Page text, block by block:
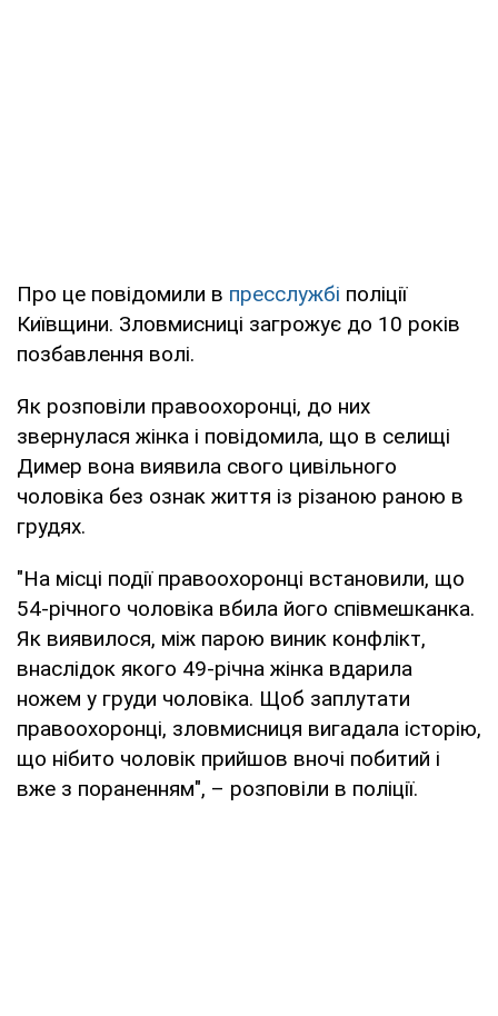
Про це повідомили в пресслужбі поліції
Київщини. Зловмисниці загрожує до 10 років
позбавлення волі.
Як розповіли правоохоронці, до них
звернулася жінка і повідомила, що в селищі
Димер вона виявила свого цивільного
чоловіка без ознак життя із різаною раною в
грудях.
"На місці події правоохоронці встановили, що
54-річного чоловіка вбила його співмешканка.
Як виявилося, між парою виник конфлікт,
внаслідок якого 49-річна жінка вдарила
ножем у груди чоловіка. Щоб заплутати
правоохоронці, зловмисниця вигадала історію,
що нібито чоловік прийшов вночі побитий і
вже з пораненням", – розповіли в поліції.